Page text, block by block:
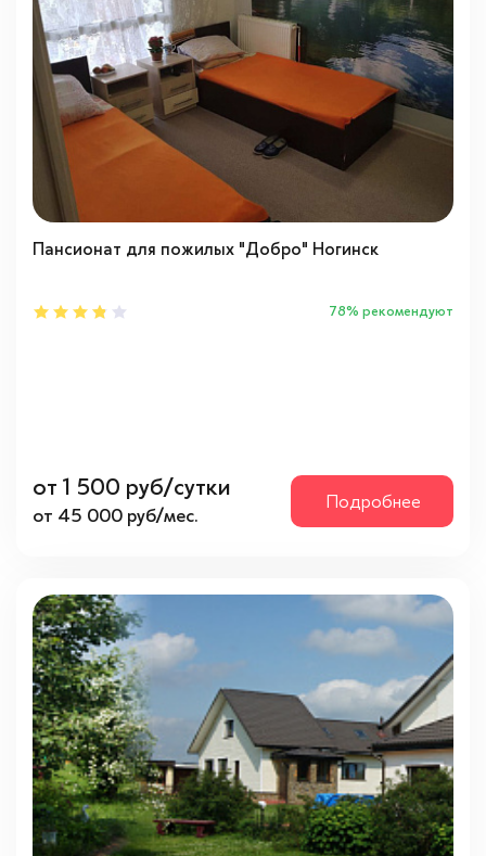
Ближайшее Подмосковье(5)
Московская область(5)
Пансионат для пожилых "Добро" Ногинск
78% рекомендуют
от 1 500 руб/сутки
от 45 000 руб/мес.
Подробнее